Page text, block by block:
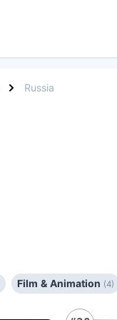
Russia
Film & Animation (4)